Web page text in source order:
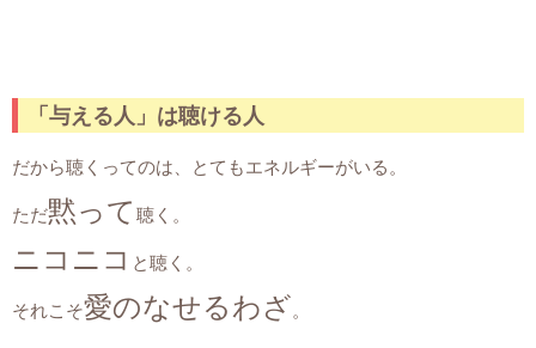
「与える人」は聴ける人
だから聴くってのは、とてもエネルギーがいる。
ただ黙って 聴く。
ニコニコ と聴く。
それこそ愛のなせるわざ。